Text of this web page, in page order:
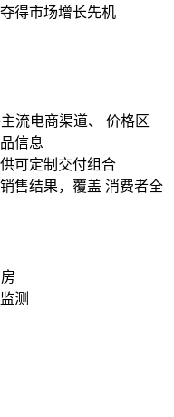
得市场增长先机
流电商渠道、 价格区
信息
可定制交付组合
售结果，覆盖 消费者全
测